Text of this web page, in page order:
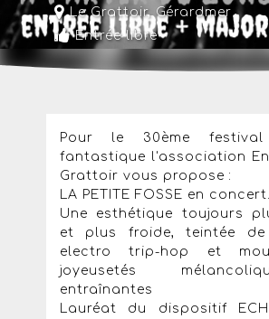
Le Grattoir, Gérardmer
Entrée libre
Pour le 30ème
fantastique l'association
Grattoir vous propose :
LA PETITE FOSSE en concert.
Une esthétique toujours
et plus froide, teintée de
electro trip-hop et
joyeusetés
entraînantes
Lauréat du dispositif